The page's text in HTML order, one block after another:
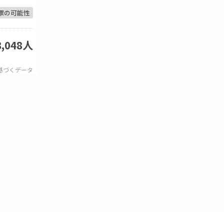
の可能性
人
づくデータ